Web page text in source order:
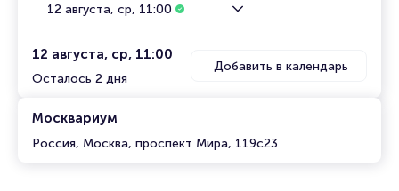
12 августа, ср, 11:00
12 августа, ср, 11:00
Осталось 2 дня
Добавить в календарь
Москвариум
Россия, Москва, проспект Мира, 119с23